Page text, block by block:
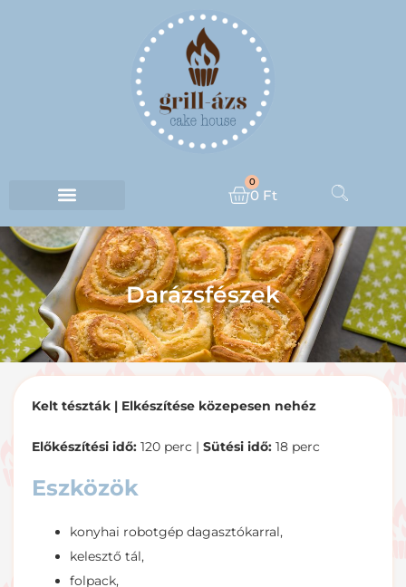
0 Ft
0
Darázsfészek
Kelt tészták | Elkészítése közepesen nehéz
Előkészítési idő: 120 perc | Sütési idő: 18 perc
Eszközök
konyhai robotgép dagasztókarral,
kelesztő tál,
folpack,